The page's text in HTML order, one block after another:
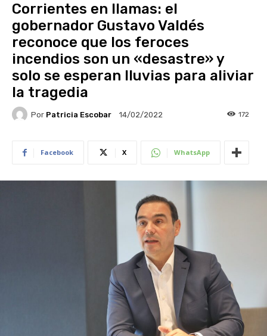
Corrientes en llamas: el
gobernador Gustavo Valdés
reconoce que los feroces
incendios son un «desastre» y
solo se esperan lluvias para aliviar
la tragedia
Por Patricia Escobar 14/02/2022 172
Facebook X WhatsApp